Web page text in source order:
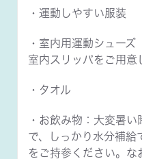
・運動しやすい服装
・室内用運動シュー
室内スリッパをご用意
・タオル
・お飲み物：大変暑
で、しっかり水分補給
をご持参ください。な